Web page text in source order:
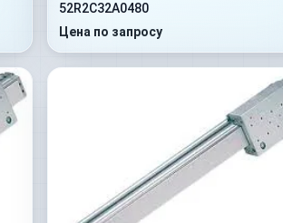
52R2C32A0480
Цена по запросу